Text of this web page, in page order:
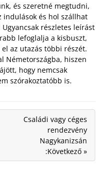
és szeretné megtudni,
indulások és hol szállhat
részletes leírást
lefoglalja a kisbuszt,
az utazás többi részét.
Németországba, hiszen
hogy nemcsak
szórakoztatóbb is.
Családi vagy céges
rendezvény
Nagykanizsán
:Következő »